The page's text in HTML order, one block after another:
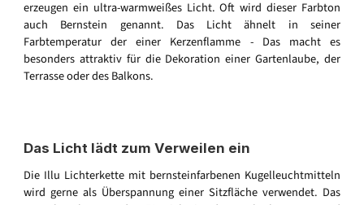
erzeugen ein ultra-warmweißes Licht. Oft wird dieser Farbton
auch Bernstein genannt. Das Licht ähnelt in seiner
Farbtemperatur der einer Kerzenflamme - Das macht es
besonders attraktiv für die Dekoration einer Gartenlaube, der
Terrasse oder des Balkons.
Das Licht lädt zum Verweilen ein
Die Illu Lichterkette mit bernsteinfarbenen Kugelleuchtmitteln
wird gerne als Überspannung einer Sitzfläche verwendet. Das